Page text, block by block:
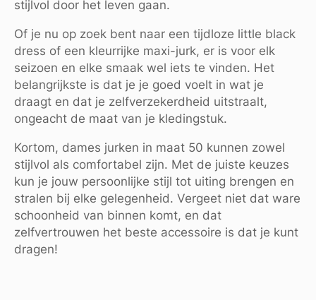
stijlvol door het leven gaan.
Of je nu op zoek bent naar een tijdloze little black
dress of een kleurrijke maxi-jurk, er is voor elk
seizoen en elke smaak wel iets te vinden. Het
belangrijkste is dat je je goed voelt in wat je
draagt en dat je zelfverzekerdheid uitstraalt,
ongeacht de maat van je kledingstuk.
Kortom, dames jurken in maat 50 kunnen zowel
stijlvol als comfortabel zijn. Met de juiste keuzes
kun je jouw persoonlijke stijl tot uiting brengen en
stralen bij elke gelegenheid. Vergeet niet dat ware
schoonheid van binnen komt, en dat
zelfvertrouwen het beste accessoire is dat je kunt
dragen!